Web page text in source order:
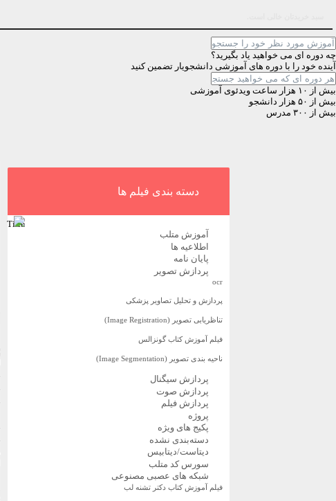
چه دوره ای می خواهید یاد بگیرید؟
آینده خود را با دوره های آموزشی دانشجویار تضمین کنید
بیش از ۱۰ هزار ساعت ویدئوی آموزشی
بیش از ۵۰ هزار دانشجو
بیش از ۳۰۰ مدرس
دسته بندی فیلم ها
آموزش متلب
اطلاعیه ها
پایان نامه
پردازش تصویر
ocr
پردازش و تحلیل تصاویر پزشکی
تناظریابی تصویر (Image Registration)
فیلم آموزش کتاب گونزالس
ناحیه بندی تصویر (Image Segmentation)
پردازش سیگنال
پردازش صوت
پردازش فیلم
پروژه
پکیج های ویژه
دسته‌بندی نشده
دیتاست/دیتابیس
سورس کد متلب
شبکه های عصبی مصنوعی
فیلم آموزش کتاب دکتر تشنه لب
Title